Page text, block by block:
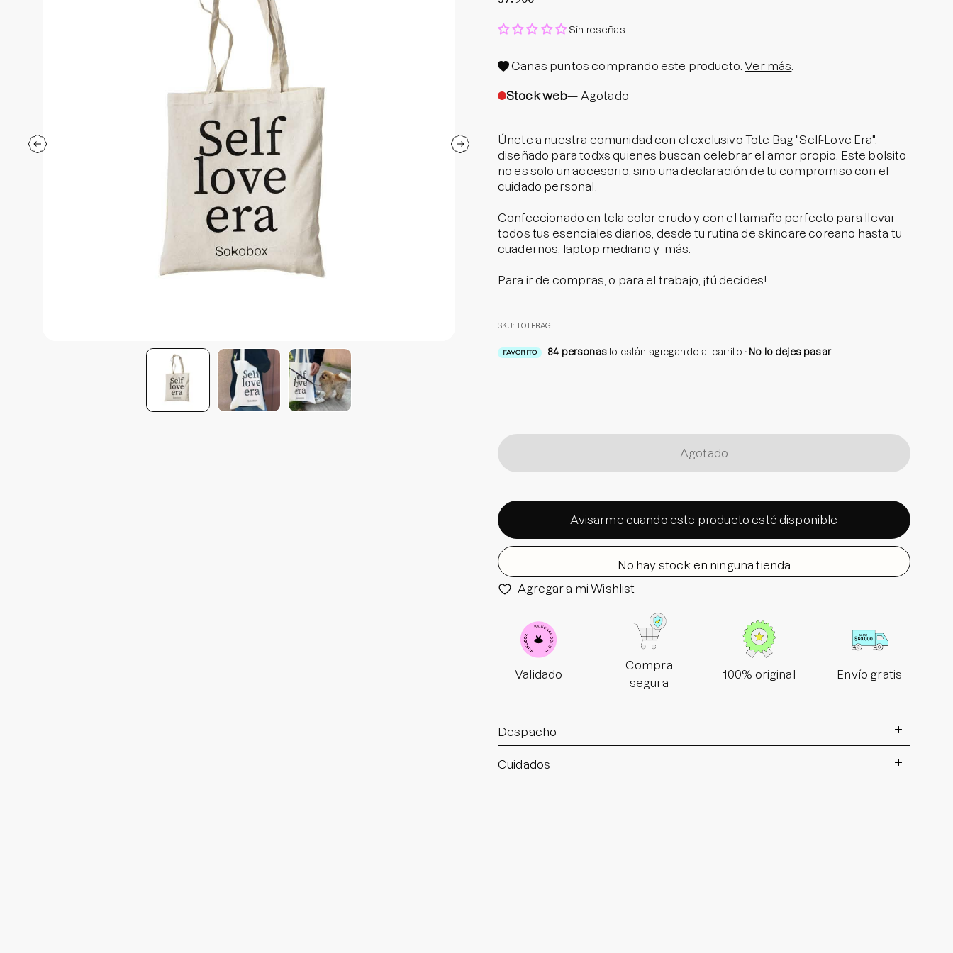
Parche para granitos
Parches para manchitas pos acné
Sin reseñas
Ganas puntos comprando este producto.Ver más
Stock web— Agotado
Únete a nuestra comunidad con el exclusivo Tote Bag "Self-Love Era",
diseñado para todxs quienes buscan celebrar el amor propio. Este bolsito
no es solo un accesorio, sino una declaración de tu compromiso con el
cuidado personal.
Confeccionado en tela color crudo y con el tamaño perfecto para llevar
todos tus esenciales diarios, desde tu rutina de skincare coreano hasta tu
cuadernos, laptop mediano y más.
Para ir de compras, o para el trabajo, ¡tú decides!
SKU: TOTEBAG
FAVORITO 84 personas lo están agregando al carrito No lo dejes pasar
Agotado
Avisarme cuando este producto esté disponible
No hay stock en ninguna tienda
Agregar a mi Wishlist
Validado
Compra
segura
100% original Envío gratis
Despacho
Cuidados